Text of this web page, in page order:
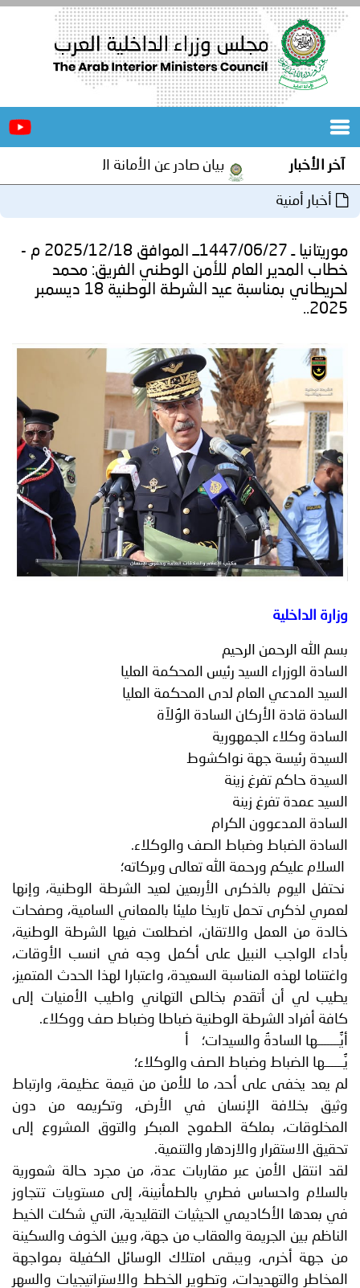
الرئيسية
المكاتب
المجلس
مؤتمرات
و
جهود
إنجازات
توعوية
الخدمات
الإلكترونية
صور
وفيديو
مجلة
أصداء
الأمانة
إعلانات
من
نحن
اتصل
آخر الأخبار بيان صادر عن الأمانة العامة لمجلس وزراء
أخبار أمنية
موريتانيا ـ 1447/06/27ــ الموافق 2025/12/18 م -
خطاب المدير العام للأمن الوطني الفريق: محمد
لحريطاني بمناسبة عيد الشرطة الوطنية 18 ديسمبر
2025..
وزارة الداخلية
بسم الله الرحمن الرحيم
السادة الوزراء السيد رئيس المحكمة العليا
السيد المدعي العام لدى المحكمة العليا
السادة قادة الأركان السادة الوُلاَة
السادة وكلاء الجمهورية
السيدة رئيسة جهة نواكشوط
السيدة حاكم تفرغ زينة
السيد عمدة تفرغ زينة
السادة المدعوون الكرام
السادة الضباط وضباط الصف والوكلاء.
السلام عليكم ورحمة الله تعالى وبركاته؛
نحتفل اليوم بالذكرى الأربعين لعيد الشرطة الوطنية، وإنها
لعمري لذكرى تحمل تاريخا مليئا بالمعاني السامية، وصفحات
خالدة من العمل والاتقان، اضطلعت فيها الشرطة الوطنية،
بأداء الواجب النبيل على أكمل وجه في انسب الأوقات،
واغتناما لهذه المناسبة السعيدة، واعتبارا لهذا الحدث المتميز،
يطيب لي أن أتقدم بخالص التهاني واطيب الأمنيات إلى
كافة أفراد الشرطة الوطنية ضباطا وضباط صف ووكلاء.
أيُّـــــــها السادةُ والسيدات؛ أ
يُّــــــها الضباط وضباط الصف والوكلاء؛
لم يعد يخفى على أحد، ما للأمن من قيمة عظيمة، وارتباط
وثيق بخلافة الإنسان في الأرض، وتكريمه من دون
المخلوقات، بملكة الطموح المبكر والتوق المشروع إلى
تحقيق الاستقرار والازدهار والتنمية.
لقد انتقل الأمن عبر مقاربات عدة، من مجرد حالة شعورية
بالسلام واحساس فطري بالطمأنينة، إلى مستويات تتجاوز
في بعدها الأكاديمي الحيثيات التقليدية، التي شكلت الخيط
الناظم بين الجريمة والعقاب من جهة، وبين الخوف والسكينة
من جهة أخرى، ويبقى امتلاك الوسائل الكفيلة بمواجهة
المخاطر والتهديدات، وتطوير الخطط والاستراتيجيات والسهر